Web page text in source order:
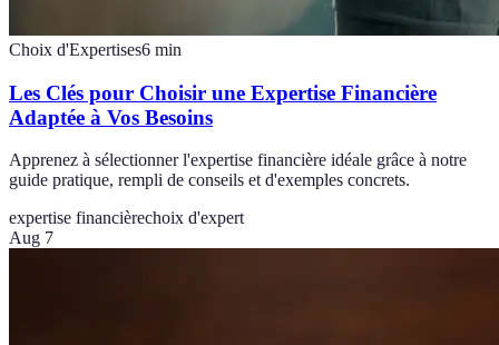
Choix d'Expertises6 min
Les Clés pour Choisir une Expertise Financière
Adaptée à Vos Besoins
Apprenez à sélectionner l'expertise financière idéale grâce à notre
guide pratique, rempli de conseils et d'exemples concrets.
expertise financièrechoix d'expert
Aug 7